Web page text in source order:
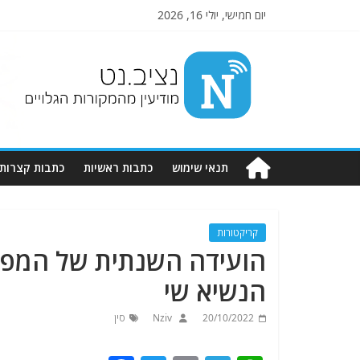
יום חמישי, יולי 16, 2026
Nziv.net
מודיעין
מהמקורות
תנאי שימוש כתבות ראשיות כתבות קצרות
קריקטורות
הועידה השנתית של
הנשיא שי
20/10/2022
Nziv סין